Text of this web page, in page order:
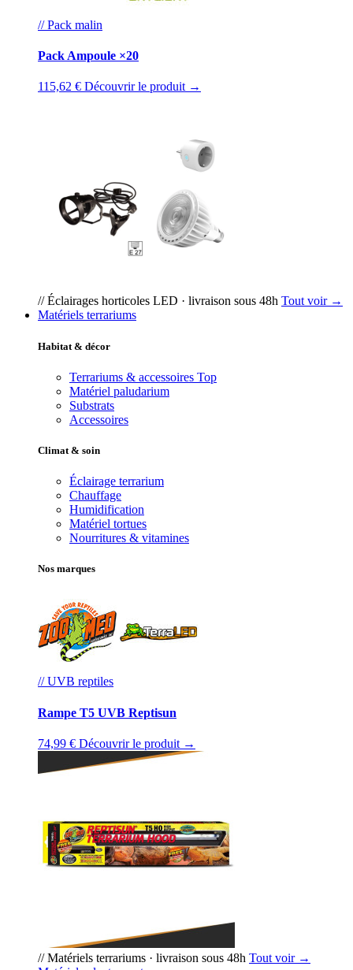
// Pack malin
Pack Ampoule ×20
115,62 € Découvrir le produit →
// Éclairages horticoles LED · livraison sous 48h Tout voir →
Matériels terrariums
Habitat & décor
Terrariums & accessoires Top
Matériel paludarium
Substrats
Accessoires
Climat & soin
Éclairage terrarium
Chauffage
Humidification
Matériel tortues
Nourritures & vitamines
Nos marques
// UVB reptiles
Rampe T5 UVB Reptisun
74,99 € Découvrir le produit →
// Matériels terrariums · livraison sous 48h Tout voir →